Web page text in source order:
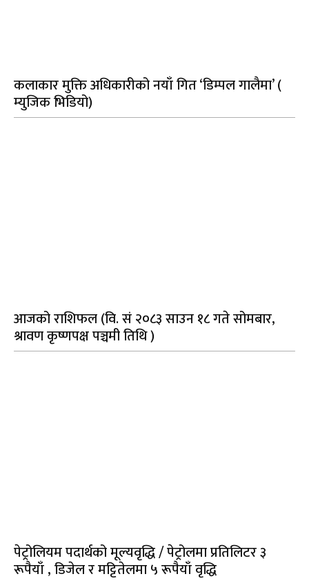
कलाकार मुक्ति अधिकारीको नयाँ गित ‘डिम्पल गालैमा’ (
म्युजिक भिडियो)
आजको राशिफल (वि. सं २०८३ साउन १८ गते सोमबार,
श्रावण कृष्णपक्ष पञ्चमी तिथि )
पेट्रोलियम पदार्थको मूल्यवृद्धि / पेट्रोलमा प्रतिलिटर ३
रूपैयाँ , डिजेल र मट्टितेलमा ५ रूपैयाँ वृद्धि